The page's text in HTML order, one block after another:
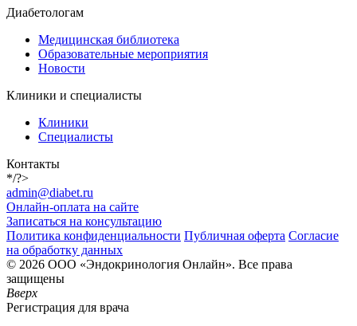
Диабетологам
Медицинская библиотека
Образовательные мероприятия
Новости
Клиники и специалисты
Клиники
Специалисты
Контакты
*/?>
admin@diabet.ru
Онлайн-оплата на сайте
Записаться на консультацию
Политика конфиденциальности Публичная оферта Согласие
на обработку данных
© 2026 ООО «Эндокринология Онлайн». Все права
защищены
Вверх
Регистрация для врача